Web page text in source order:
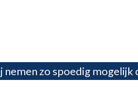
zo spoedig mogelijk